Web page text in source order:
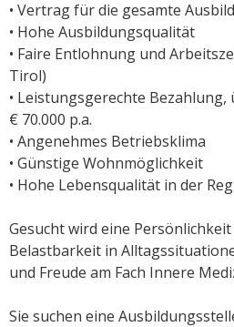
• Vertrag für die gesamte
• Hohe Ausbildungsqualität
• Faire Entlohnung und
Tirol)
• Leistungsgerechte
€ 70.000 p.a.
• Angenehmes Betriebsklima
• Günstige Wohnmöglichkeit
• Hohe Lebensqualität in der
Gesucht wird eine
Belastbarkeit in
und Freude am Fach Innere
Sie suchen eine